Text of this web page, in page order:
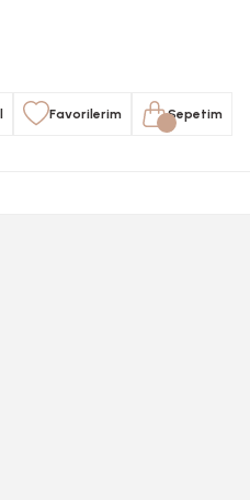
Favorilerim Sepetim